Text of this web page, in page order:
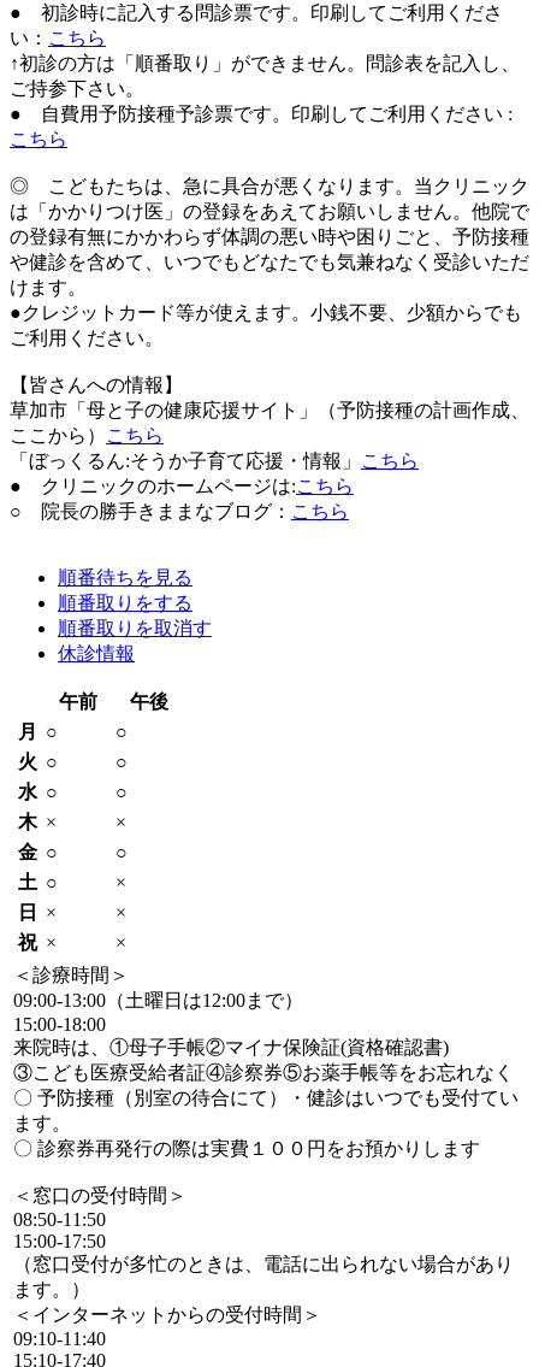
● 初診時に記入する問診票です。印刷してご利用くださ
い： こちら
↑初診の方は「順番取り」ができません。問診表を記入し、
ご持参下さい。
● 自費用予防接種予診票です。印刷してご利用ください :
こちら
◎ こどもたちは、急に具合が悪くなります。当クリニック
は「かかりつけ医」の登録をあえてお願いしません。他院で
の登録有無にかかわらず体調の悪い時や困りごと、予防接種
や健診を含めて、いつでもどなたでも気兼ねなく受診いただ
けます。
●クレジットカード等が使えます。小銭不要、少額からでも
ご利用ください。
【皆さんへの情報】
草加市「母と子の健康応援サイト」（予防接種の計画作成、
ここから）
こちら
「ぼっくるん:そうか子育て応援・情報」
こちら
● クリニックのホームページは:こちら
○ 院長の勝手きままなブログ： こちら
順番待ちを見る
順番取りをする
順番取りを取消す
休診情報
午前
午後
月
○
○
火 ○
○
水 ○
○
木 ×
×
金 ○
○
土 ○
×
日
×
×
祝 ×
×
＜診療時間＞
09:00-13:00（土曜日は12:00まで）
15:00-18:00
来院時は、①母子手帳②マイナ保険証(資格確認書)
③こども医療受給者証④診察券⑤お薬手帳等をお忘れなく
〇 予防接種（別室の待合にて）・健診はいつでも受付てい
ます。
〇 診察券再発行の際は実費１００円をお預かりします
＜窓口の受付時間＞
08:50-11:50
15:00-17:50
（窓口受付が多忙のときは、電話に出られない場合があり
ます。）
＜インターネットからの受付時間＞
09:10-11:40
15:10-17:40